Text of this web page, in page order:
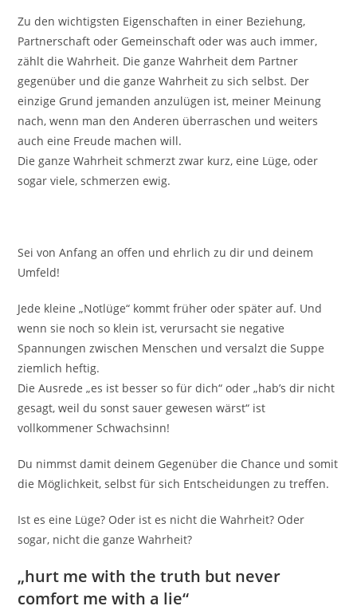
Zu den wichtigsten Eigenschaften in einer Beziehung,
Partnerschaft oder Gemeinschaft oder was auch immer,
zählt die Wahrheit. Die ganze Wahrheit dem Partner
gegenüber und die ganze Wahrheit zu sich selbst. Der
einzige Grund jemanden anzulügen ist, meiner Meinung
nach, wenn man den Anderen überraschen und weiters
auch eine Freude machen will.
Die ganze Wahrheit schmerzt zwar kurz, eine Lüge, oder
sogar viele, schmerzen ewig.
Sei von Anfang an offen und ehrlich zu dir und deinem
Umfeld!
Jede kleine „Notlüge“ kommt früher oder später auf. Und
wenn sie noch so klein ist, verursacht sie negative
Spannungen zwischen Menschen und versalzt die Suppe
ziemlich heftig.
Die Ausrede „es ist besser so für dich“ oder „hab’s dir nicht
gesagt, weil du sonst sauer gewesen wärst“ ist
vollkommener Schwachsinn!
Du nimmst damit deinem Gegenüber die Chance und somit
die Möglichkeit, selbst für sich Entscheidungen zu treffen.
Ist es eine Lüge? Oder ist es nicht die Wahrheit? Oder
sogar, nicht die ganze Wahrheit?
„hurt me with the truth but never
comfort me with a lie“